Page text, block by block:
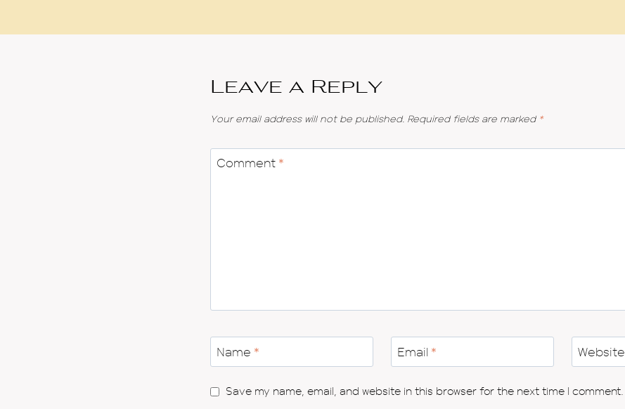
Leave a Reply
Your email address will not be published. Required fields are marked *
Comment *
Name * Email * Website
Save my name, email, and website in this browser for the next time I comment.